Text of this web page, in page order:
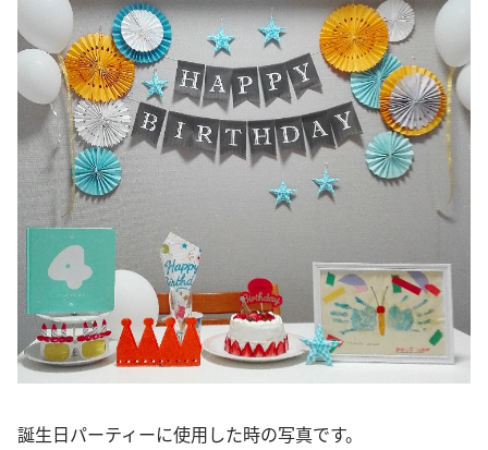
誕生日パーティーに使用した時の写真です。